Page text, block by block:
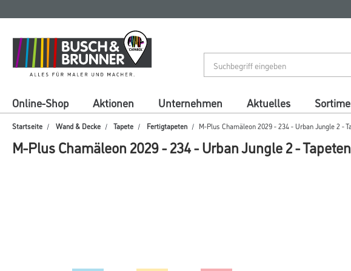
springen
springen
Online-Shop Aktionen Unternehmen Aktuelles
Startseite Wand & Decke Tapete Fertigtapeten M-Plus Chamäleon 2029 - 234 - Urban Jungle 2 -
M-Plus Chamäleon 2029 - 234 - Urban Jungle 2 - Tapeten